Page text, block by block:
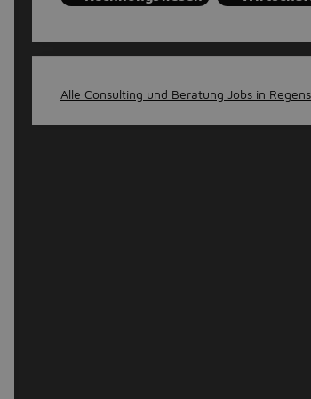
Alle Consulting und Beratung Jobs in